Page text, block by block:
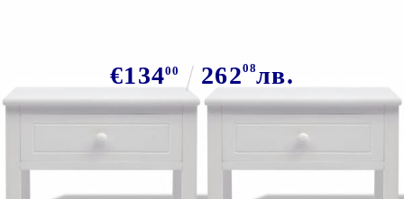
€13400 26208лв.